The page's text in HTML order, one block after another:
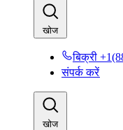
खोज​​
बिक्री
संपर्क करें​​
खोज​​